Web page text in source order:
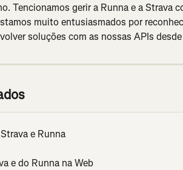
Tencionamos gerir a Runna e a Strava
muito entusiasmados por
soluções com as nossas APIs
e Runna
e do Runna na Web